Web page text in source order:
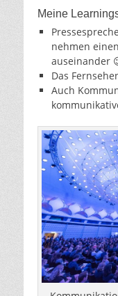
Meine
nehmen
auseinander
Das
Auch